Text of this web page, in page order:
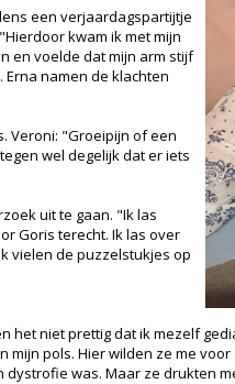
een verjaardagspartijtje
kwam ik met mijn
en voelde dat mijn arm stijf
namen de klachten
Veroni: "Groeipijn of een
wel degelijk dat er iets
uit te gaan. "Ik las
Goris terecht. Ik las over
vielen de puzzelstukjes op
het niet prettig dat ik mezelf
pols. Hier wilden ze me
was. Maar ze drukten